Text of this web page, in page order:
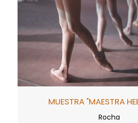
MUESTRA "MAESTRA
Rocha